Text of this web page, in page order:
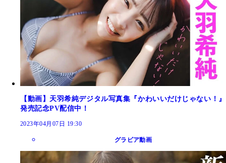
【動画】天羽希純デジタル写真集『かわいいだけじゃない！』
発売記念PV配信中！
2023年04月07日 19:30
グラビア動画